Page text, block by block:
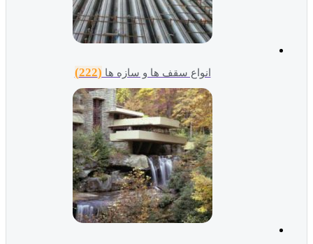
انواع سقف ها و سازه ها (222)